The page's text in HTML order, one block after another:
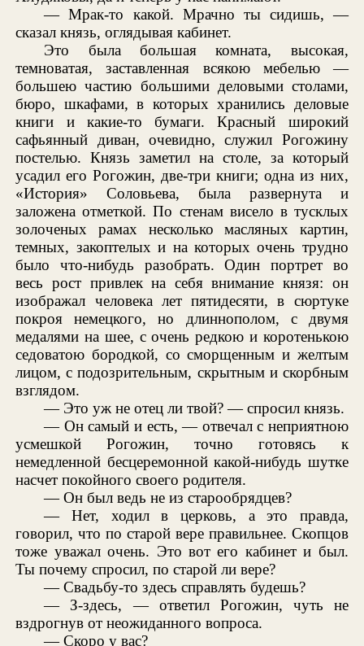
— Мрак-то какой. Мрачно ты сидишь, —
сказал князь, оглядывая кабинет.
Это была большая комната, высокая,
темноватая, заставленная всякою мебелью —
большею частию большими деловыми столами,
бюро, шкафами, в которых хранились деловые
книги и какие-то бумаги. Красный широкий
сафьянный диван, очевидно, служил Рогожину
постелью. Князь заметил на столе, за который
усадил его Рогожин, две-три книги; одна из них,
«История» Соловьева, была развернута и
заложена отметкой. По стенам висело в тусклых
золоченых рамах несколько масляных картин,
темных, закоптелых и на которых очень трудно
было что-нибудь разобрать. Один портрет во
весь рост привлек на себя внимание князя: он
изображал человека лет пятидесяти, в сюртуке
покроя немецкого, но длиннополом, с двумя
медалями на шее, с очень редкою и коротенькою
седоватою бородкой, со сморщенным и желтым
лицом, с подозрительным, скрытным и скорбным
взглядом.
— Это уж не отец ли твой? — спросил князь.
— Он самый и есть, — отвечал с неприятною
усмешкой Рогожин, точно готовясь к
немедленной бесцеремонной какой-нибудь шутке
насчет покойного своего родителя.
— Он был ведь не из старообрядцев?
— Нет, ходил в церковь, а это правда,
говорил, что по старой вере правильнее. Скопцов
тоже уважал очень. Это вот его кабинет и был.
Ты почему спросил, по старой ли вере?
— Свадьбу-то здесь справлять будешь?
— З-здесь, — ответил Рогожин, чуть не
вздрогнув от неожиданного вопроса.
— Скоро у вас?